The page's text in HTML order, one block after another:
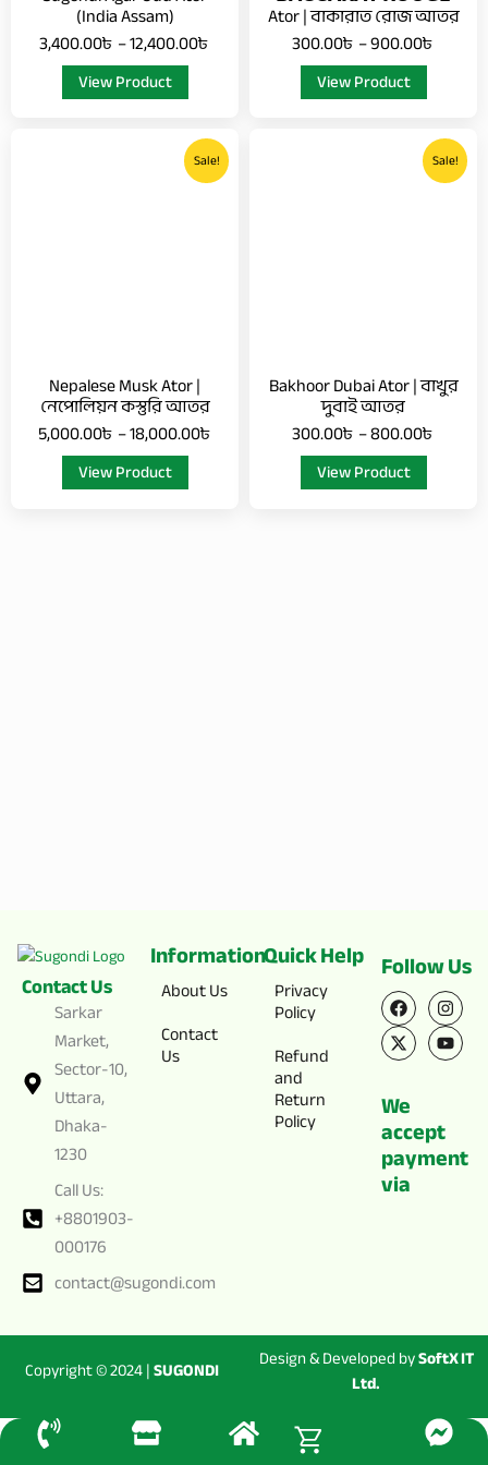
(India Assam)
3,400.00৳ –12,400.00৳
View Product
on
the
product
page
Ator | বাকারাত রোজ আতর
300.00৳ –900.00৳
View Product
on
the
product
page
Sale!
Nepalese Musk Ator |
নেপোলিয়ন কস্তুরি আতর
5,000.00৳ –18,000.00৳
Price
range:
5,000.00৳
View Product
chosen
on
the
product
page
Sale!
Bakhoor Dubai Ator | বাখুর
দুবাই আতর
300.00৳ –800.00৳
Price
range:
View Product
chosen
on
the
product
page
Contact Us
Sarkar
Market,
Sector-10,
Uttara,
Dhaka-
1230
Call Us:
+8801903-
000176
contact@sugondi.com
Information
About Us
Contact
Us
Quick Help
Privacy
Policy
Refund
and
Return
Policy
Follow Us
F
a
c
e
b
o
k
I
n
s
t
a
m
X
-
t
w
i
t
e
r
Y
o
u
t
u
We
accept
payment
via
Copyright © 2024 |SUGONDI Design & Developed bySoftX IT
Ltd.